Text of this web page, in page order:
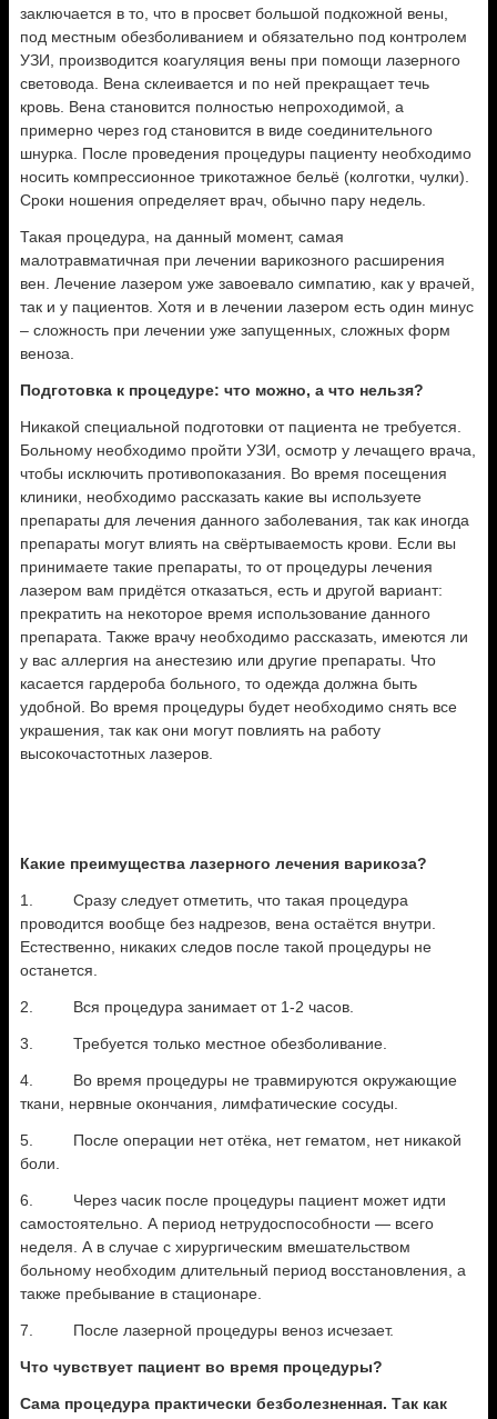
заключается в то, что в просвет большой подкожной вены,
под местным обезболиванием и обязательно под контролем
УЗИ, производится коагуляция вены при помощи лазерного
световода. Вена склеивается и по ней прекращает течь
кровь. Вена становится полностью непроходимой, а
примерно через год становится в виде соединительного
шнурка. После проведения процедуры пациенту необходимо
носить компрессионное трикотажное бельё (колготки, чулки).
Сроки ношения определяет врач, обычно пару недель.
Такая процедура, на данный момент, самая
малотравматичная при лечении варикозного расширения
вен. Лечение лазером уже завоевало симпатию, как у врачей,
так и у пациентов. Хотя и в лечении лазером есть один минус
– сложность при лечении уже запущенных, сложных форм
веноза.
Подготовка к процедуре: что можно, а что нельзя?
Никакой специальной подготовки от пациента не требуется.
Больному необходимо пройти УЗИ, осмотр у лечащего врача,
чтобы исключить противопоказания. Во время посещения
клиники, необходимо рассказать какие вы используете
препараты для лечения данного заболевания, так как иногда
препараты могут влиять на свёртываемость крови. Если вы
принимаете такие препараты, то от процедуры лечения
лазером вам придётся отказаться, есть и другой вариант:
прекратить на некоторое время использование данного
препарата. Также врачу необходимо рассказать, имеются ли
у вас аллергия на анестезию или другие препараты. Что
касается гардероба больного, то одежда должна быть
удобной. Во время процедуры будет необходимо снять все
украшения, так как они могут повлиять на работу
высокочастотных лазеров.
Какие преимущества лазерного лечения варикоза?
1. Сразу следует отметить, что такая процедура
проводится вообще без надрезов, вена остаётся внутри.
Естественно, никаких следов после такой процедуры не
останется.
2. Вся процедура занимает от 1-2 часов.
3. Требуется только местное обезболивание.
4. Во время процедуры не травмируются окружающие
ткани, нервные окончания, лимфатические сосуды.
5. После операции нет отёка, нет гематом, нет никакой
боли.
6. Через часик после процедуры пациент может идти
самостоятельно. А период нетрудоспособности — всего
неделя. А в случае с хирургическим вмешательством
больному необходим длительный период восстановления, а
также пребывание в стационаре.
7. После лазерной процедуры веноз исчезает.
Что чувствует пациент во время процедуры?
Сама процедура практически безболезненная. Так как